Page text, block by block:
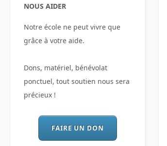
NOUS AIDER
Notre école ne peut vivre que
grâce à votre aide.
Dons, matériel, bénévolat
ponctuel, tout soutien nous sera
précieux !
FAIRE UN DON